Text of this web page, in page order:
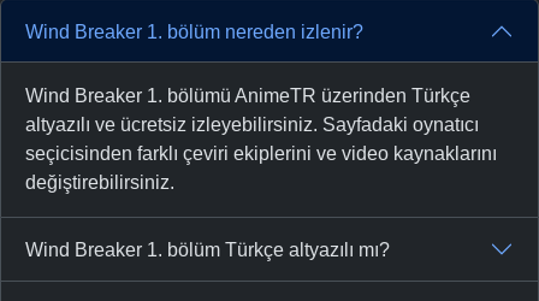
Wind Breaker 1. bölüm nereden izlenir?
Wind Breaker 1. bölümü AnimeTR üzerinden Türkçe
altyazılı ve ücretsiz izleyebilirsiniz. Sayfadaki oynatıcı
seçicisinden farklı çeviri ekiplerini ve video kaynaklarını
değiştirebilirsiniz.
Wind Breaker 1. bölüm Türkçe altyazılı mı?